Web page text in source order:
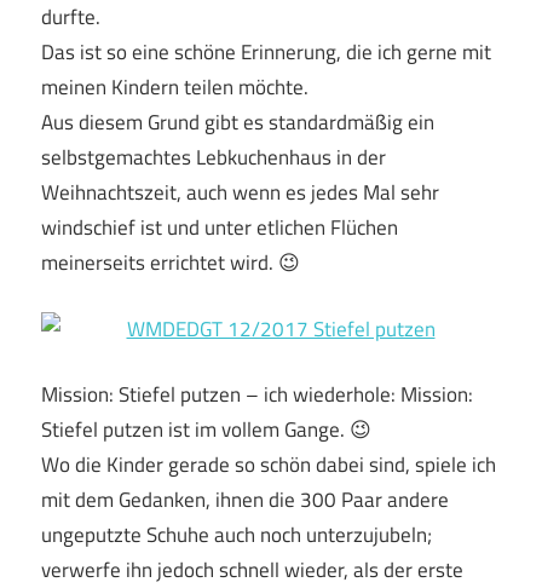
durfte.
Das ist so eine schöne Erinnerung, die ich gerne mit
meinen Kindern teilen möchte.
Aus diesem Grund gibt es standardmäßig ein
selbstgemachtes Lebkuchenhaus in der
Weihnachtszeit, auch wenn es jedes Mal sehr
windschief ist und unter etlichen Flüchen
meinerseits errichtet wird. 😉
Mission: Stiefel putzen – ich wiederhole: Mission:
Stiefel putzen ist im vollem Gange. 😉
Wo die Kinder gerade so schön dabei sind, spiele ich
mit dem Gedanken, ihnen die 300 Paar andere
ungeputzte Schuhe auch noch unterzujubeln;
verwerfe ihn jedoch schnell wieder, als der erste